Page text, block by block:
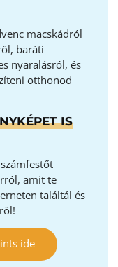
macskádról
baráti
nyaralásról, és
otthonod
IS
amit te
találtál és
ide